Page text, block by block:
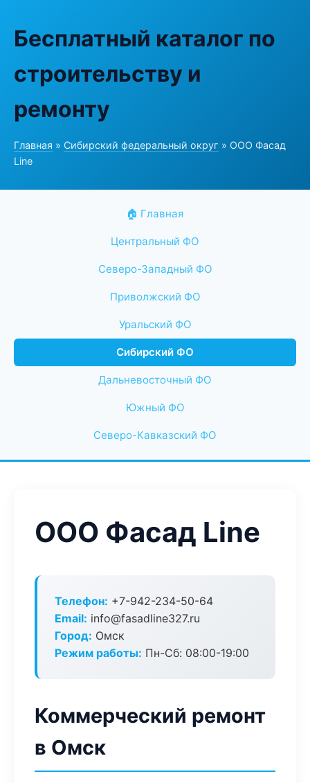
Бесплатный каталог по
строительству и
ремонту
Главная » Сибирский федеральный округ » ООО Фасад
Line
🏠 Главная
Центральный ФО
Северо-Западный ФО
Приволжский ФО
Уральский ФО
Сибирский ФО
Дальневосточный ФО
Южный ФО
Северо-Кавказский ФО
ООО Фасад Line
Телефон: +7-942-234-50-64
Email: info@fasadline327.ru
Город: Омск
Режим работы: Пн-Сб: 08:00-19:00
Коммерческий ремонт
в Омск